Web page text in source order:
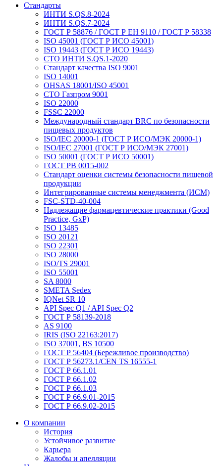
Стандарты
ИНТИ S.QS.8-2024
ИНТИ S.QS.7-2024
ГОСТ Р 58876 / ГОСТ Р ЕН 9110 / ГОСТ Р 58338
ISO 45001 (ГОСТ Р ИСО 45001)
ISO 19443 (ГОСТ Р ИСО 19443)
СТО ИНТИ S.QS.1-2020
Стандарт качества ISO 9001
ISO 14001
OHSAS 18001/ISO 45001
СТО Газпром 9001
ISO 22000
FSSC 22000
Международный стандарт BRC по безопасности
пищевых продуктов
ISO/IEC 20000-1 (ГОСТ Р ИСО/МЭК 20000-1)
ISO/IEC 27001 (ГОСТ Р ИСО/МЭК 27001)
ISO 50001 (ГОСТ Р ИСО 50001)
ГОСТ РВ 0015-002
Стандарт оценки системы безопасности пищевой
продукции
Интегрированные системы менеджмента (ИСМ)
FSC-STD-40-004
Надлежащие фармацевтические практики (Good
Practice, GxP)
ISO 13485
ISO 20121
ISO 22301
ISO 28000
ISO/TS 29001
ISO 55001
SA 8000
SMETA Sedex
IQNet SR 10
API Spec Q1 / API Spec Q2
ГОСТ Р 58139-2018
AS 9100
IRIS (ISO 22163:2017)
ISO 37001, BS 10500
ГОСТ Р 56404 (Бережливое производство)
ГОСТ Р 56273.1/CEN TS 16555-1
ГОСТ Р 66.1.01
ГОСТ Р 66.1.02
ГОСТ Р 66.1.03
ГОСТ Р 66.9.01-2015
ГОСТ Р 66.9.02-2015
О компании
История
Устойчивое развитие
Карьера
Жалобы и апелляции